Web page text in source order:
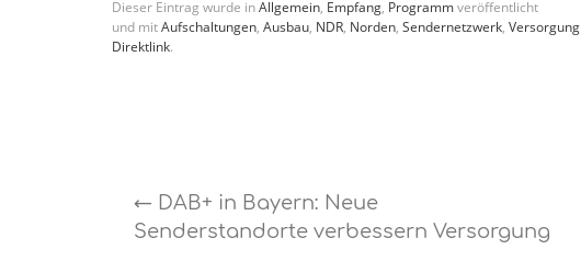
Dieser Eintrag wurde inAllgemein, Empfang, Programmveröffentlicht
und mitAufschaltungen, Ausbau, NDR, Norden, Sendernetzwerk, Versorgung
Direktlink.
← DAB+ in Bayern: Neue
Senderstandorte verbessern Versorgung